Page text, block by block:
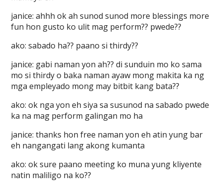
janice: ahhh ok ah sunod sunod more blessings more
fun hon gusto ko ulit mag perform?? pwede??
ako: sabado ha?? paano si thirdy??
janice: gabi naman yon ah?? di sunduin mo ko sama
mo si thirdy o baka naman ayaw mong makita ka ng
mga empleyado mong may bitbit kang bata??
ako: ok nga yon eh siya sa susunod na sabado pwede
ka na mag perform galingan mo ha
janice: thanks hon free naman yon eh atin yung bar
eh nangangati lang akong kumanta
ako: ok sure paano meeting ko muna yung kliyente
natin maliligo na ko??